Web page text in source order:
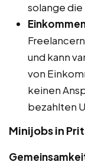
solange
und kann
von
keinen
bezahlten
Minijobs in